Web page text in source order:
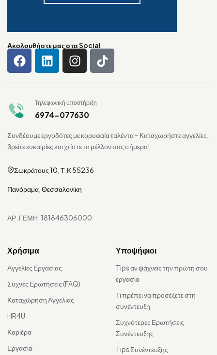
Ακολουθήστε μας στα Social
Τηλεφωνική υποστήριξη
6974-077630
Συνδέουμε εργοδότες με κορυφαία ταλέντα – Καταχωρήστε αγγελίες,
βρείτε ευκαιρίες και χτίστε το μέλλον σας σήμερα!
Σωκράτους 10, Τ.Κ 55236
Πανόραμα, Θεσσαλονίκη
ΑΡ. ΓΕΜΗ: 181846306000
Χρήσιμα
Αγγελίες Εργασίας
Συχνές Ερωτήσεις (FAQ)
Καταχώρηση Αγγελίας
HR4U
Καριέρα
Εργασία
Υποψήφιοι
Tips αν ψάχνεις την πρώτη σου
εργασία
Τι πρέπει να προσέξετε στη
συνέντευξη
Συχνότερες Ερωτήσεις
Συνέντευξης
Tips Συνέντευξης